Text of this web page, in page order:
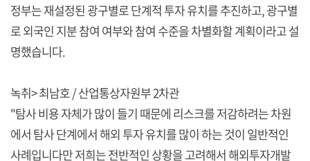
정부는 재설정된 광구별로 단계적 투자 유치를 추진하고, 광구별
로 외국인 지분 참여 여부와 참여 수준을 차별화할 계획이라고 설
명했습니다.
녹취> 최남호 / 산업통상자원부 2차관
"탐사 비용 자체가 많이 들기 때문에 리스크를 저감하려는 차원
에서 탐사 단계에서 해외 투자 유치를 많이 하는 것이 일반적인
사례입니다만 저희는 전반적인 상황을 고려해서 해외투자개발